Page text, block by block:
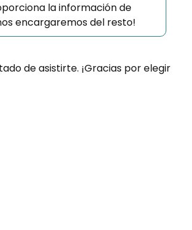
la información de
encargaremos del resto!
de asistirte. ¡Gracias por elegir